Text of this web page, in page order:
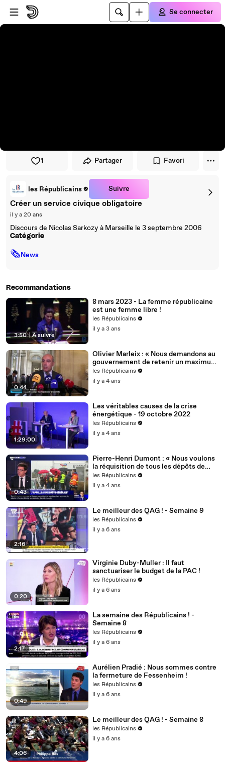
Passer au player
Passer au contenu principal
Se connecter
1 Partager Favori
les Républicains Suivre
Créer un service civique obligatoire
il y a 20 ans
Discours de Nicolas Sarkozy à Marseille le 3 septembre 2006
Catégorie
🗞News
Recommandations
3:50 | À suivre
8 mars 2023 - La femme républicaine
est une femme libre !
les Républicains
il y a 3 ans
0:44
Olivier Marleix : « Nous demandons au
gouvernement de retenir un maximum
de nos propositions. »
les Républicains
il y a 4 ans
1:29:00
Les véritables causes de la crise
énergétique - 19 octobre 2022
les Républicains
il y a 4 ans
0:43
Pierre-Henri Dumont : « Nous voulons
la réquisition de tous les dépôts de
carburant ! »
les Républicains
il y a 4 ans
2:16
Le meilleur des QAG ! - Semaine 9
les Républicains
il y a 6 ans
0:20
Virginie Duby-Muller : Il faut
sanctuariser le budget de la PAC !
les Républicains
il y a 6 ans
2:17
La semaine des Républicains ! -
Semaine 8
les Républicains
il y a 6 ans
0:49
Aurélien Pradié : Nous sommes contre
la fermeture de Fessenheim !
les Républicains
il y a 6 ans
4:06
Le meilleur des QAG ! - Semaine 8
les Républicains
il y a 6 ans